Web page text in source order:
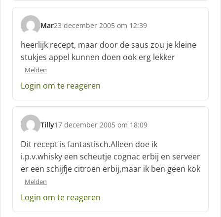
Mar
s
c
h
r
e
:
23 december 2005 om 12:39
heerlijk recept, maar door de saus zou je kleine
stukjes appel kunnen doen ook erg lekker
Melden
Login om te reageren
Tilly
s
c
h
r
e
:
17 december 2005 om 18:09
Dit recept is fantastisch.Alleen doe ik
i.p.v.whisky een scheutje cognac erbij en serveer
er een schijfje citroen erbij,maar ik ben geen kok
Melden
Login om te reageren